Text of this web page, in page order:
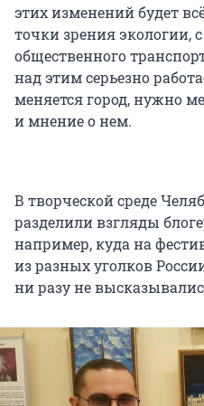
этих изменений будет
точки зрения экологии,
общественного
над этим серьезно
меняется город, нужно
и мнение о нем.
В творческой среде
разделили взгляды
например, куда на
из разных уголков
ни разу не